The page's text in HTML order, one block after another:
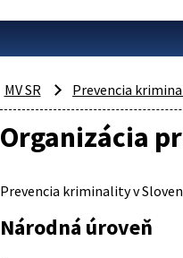
MV SR Prevencia
Organizácia
Prevencia kriminality v
Národná úroveň